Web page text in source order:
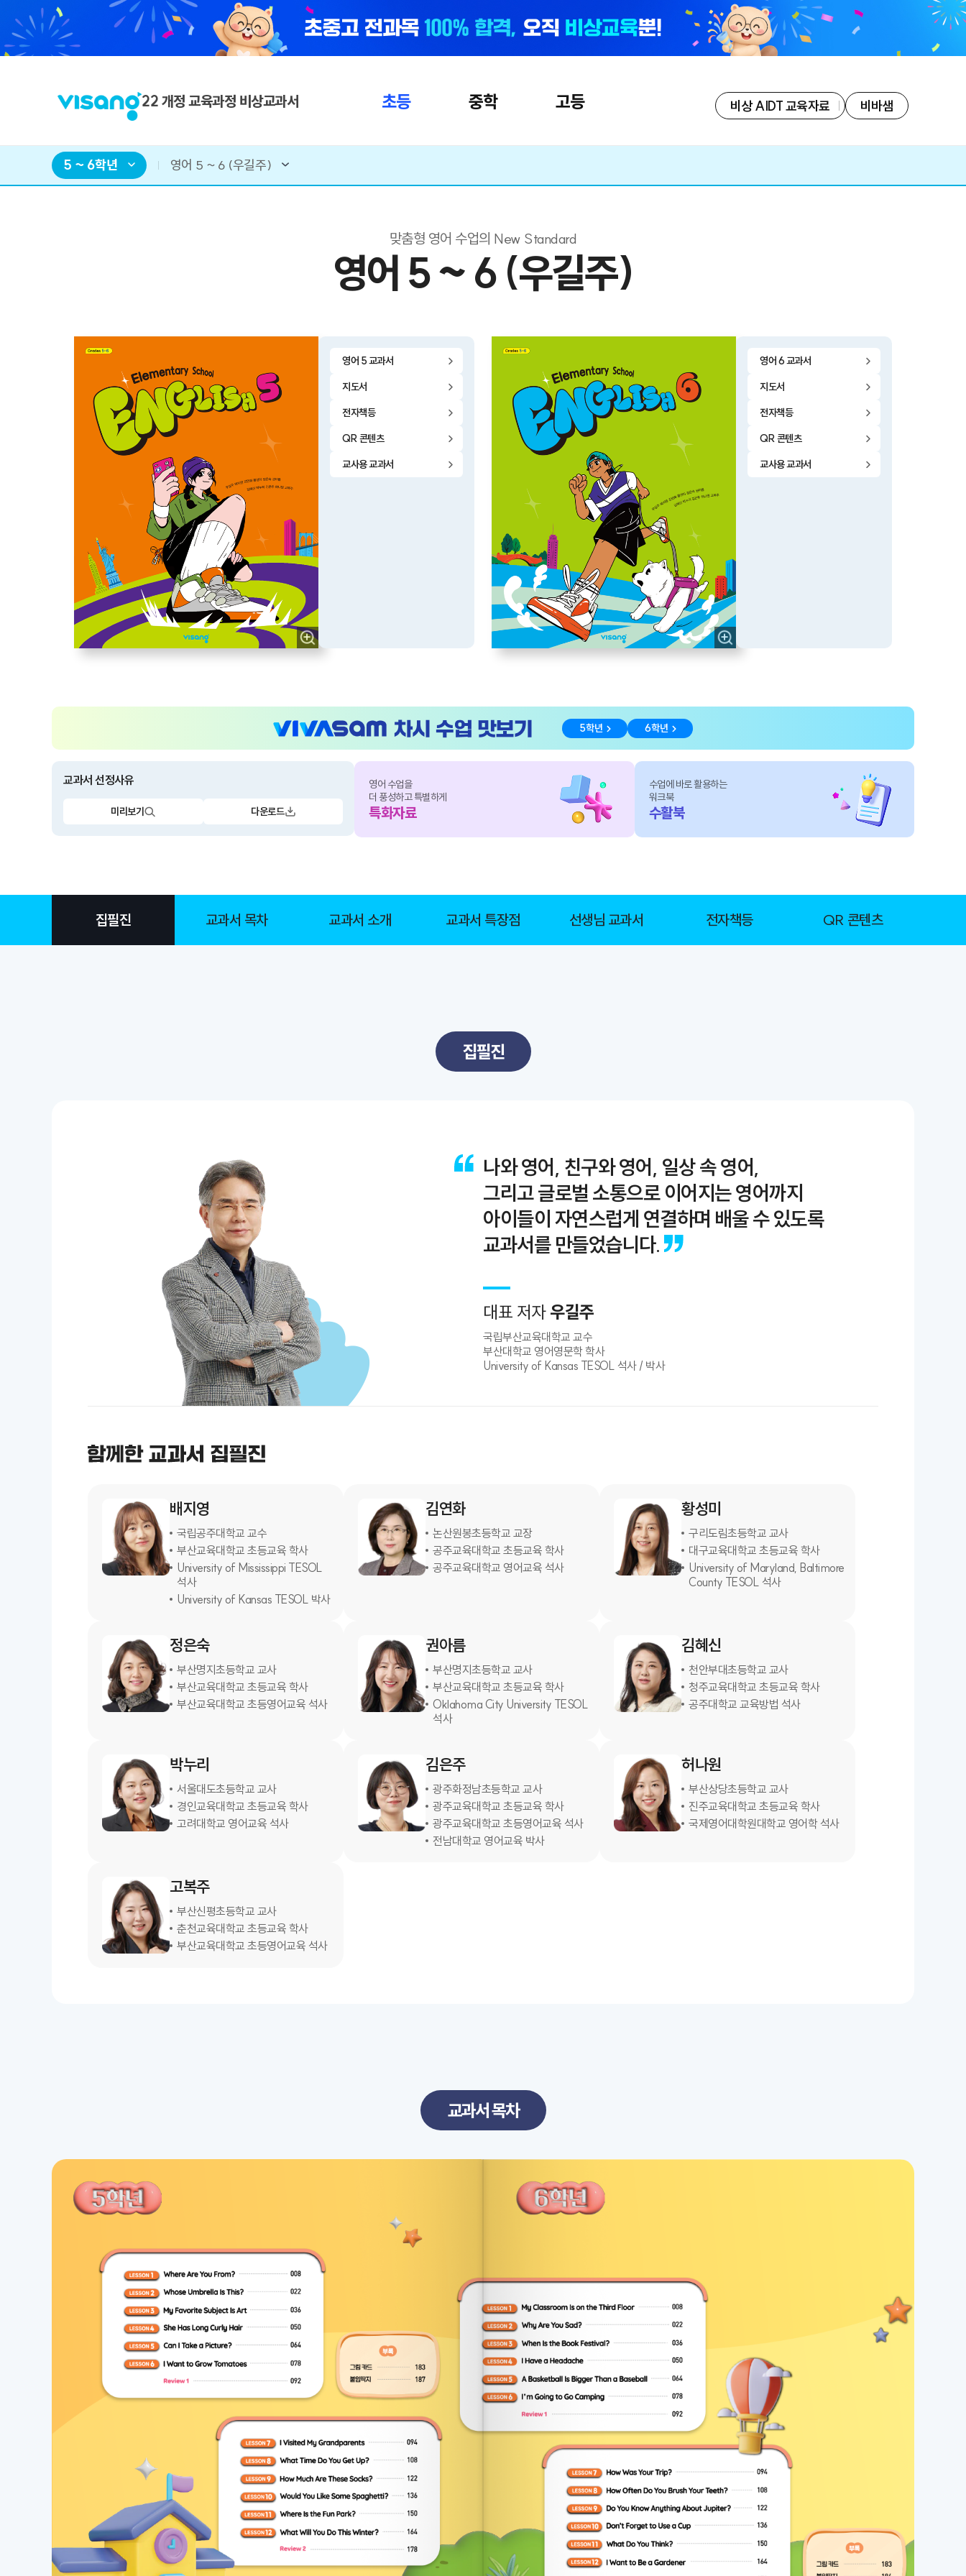
22 개정 교육과정 비상교과서 초등 중학 고등 비상 AIDT 교육자료 비바샘
5 ~ 6학년 영어 5 ~ 6 (우길주)
맞춤형 영어 수업의 New Standard
영어 5 ~ 6 (우길주)
영어 5 교과서
지도서
전자책등
QR 콘텐츠
교사용 교과서
영어 6 교과서
지도서
전자책등
QR 콘텐츠
교사용 교과서
5학년 6학년
교과서 선정사유
미리보기 다운로드
영어 수업을
더 풍성하고 특별하게
특화자료
수업에 바로 활용하는
워크북
수활북
집필진 교과서 목차 교과서 소개 교과서 특장점 선생님 교과서 전자책등 QR 콘텐츠
집필진
나와 영어, 친구와 영어, 일상 속 영어,
그리고 글로벌 소통으로 이어지는 영어까지
아이들이 자연스럽게 연결하며 배울 수 있도록
교과서를 만들었습니다.
대표 저자 우길주
국립부산교육대학교 교수
부산대학교 영어영문학 학사
University of Kansas TESOL 석사 / 박사
배지영
국립공주대학교 교수
부산교육대학교 초등교육 학사
University of Mississippi TESOL
석사
University of Kansas TESOL 박사
김연화
논산원봉초등학교 교장
공주교육대학교 초등교육 학사
공주교육대학교 영어교육 석사
황성미
구리도림초등학교 교사
대구교육대학교 초등교육 학사
University of Maryland, Baltimore
County TESOL 석사
정은숙
부산명지초등학교 교사
부산교육대학교 초등교육 학사
부산교육대학교 초등영어교육 석사
권아름
부산명지초등학교 교사
부산교육대학교 초등교육 학사
Oklahoma City University TESOL
석사
김혜신
천안부대초등학교 교사
청주교육대학교 초등교육 학사
공주대학교 교육방법 석사
박누리
서울대도초등학교 교사
경인교육대학교 초등교육 학사
고려대학교 영어교육 석사
김은주
광주화정남초등학교 교사
광주교육대학교 초등교육 학사
광주교육대학교 초등영어교육 석사
전남대학교 영어교육 박사
허나원
부산상당초등학교 교사
진주교육대학교 초등교육 학사
국제영어대학원대학교 영어학 석사
고복주
부산신평초등학교 교사
춘천교육대학교 초등교육 학사
부산교육대학교 초등영어교육 석사
교과서 목차